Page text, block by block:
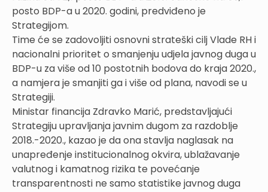
posto BDP-a u 2020. godini, predviđeno je
Strategijom.
Time će se zadovoljiti osnovni strateški cilj Vlade RH i
nacionalni prioritet o smanjenju udjela javnog duga u
BDP-u za više od 10 postotnih bodova do kraja 2020.,
a namjera je smanjiti ga i više od plana, navodi se u
Strategiji.
Ministar financija Zdravko Marić, predstavljajući
Strategiju upravljanja javnim dugom za razdoblje
2018.-2020., kazao je da ona stavlja naglasak na
unapređenje institucionalnog okvira, ublažavanje
valutnog i kamatnog rizika te povećanje
transparentnosti ne samo statistike javnog duga